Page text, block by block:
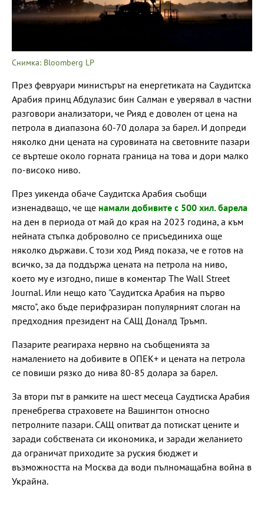
Снимка: Bloomberg LP
През февруари министърът на енергетиката на Саудитска
Арабия принц Абдулазис бин Салман е уверявал в частни
разговори анализатори, че Рияд е доволен от цена на
петрола в диапазона 60-70 долара за барел. И допреди
няколко дни цената на суровината на световните пазари
се въртеше около горната граница на това и дори малко
по-високо ниво.
През уикенда обаче Саудитска Арабия съобщи
изненадващо, че ще намали добивите с 500 хил. барела
на ден в периода от май до края на 2023 година, а към
нейната стъпка доброволно се присъединиха още
няколко държави. С този ход Рияд показа, че е готов на
всичко, за да поддържа цената на петрола на ниво,
което му е изгодно, пише в коментар The Wall Street
Journal. Или нещо като "Саудитска Арабия на първо
място", ако бъде перифразиран популярният слоган на
предходния президент на САЩ Доналд Тръмп.
Пазарите реагираха нервно на съобщенията за
намалението на добивите в ОПЕК+ и цената на петрола
се повиши рязко до нива 80-85 долара за барел.
За втори път в рамките на шест месеца Саудтиска Арабия
пренебрегва страховете на Вашингтон относно
петролните пазари. САЩ опитват да потискат цените и
заради собствената си икономика, и заради желанието
да ограничат приходите за руския бюджет и
възможността на Москва да води пълномащабна война в
Украйна.